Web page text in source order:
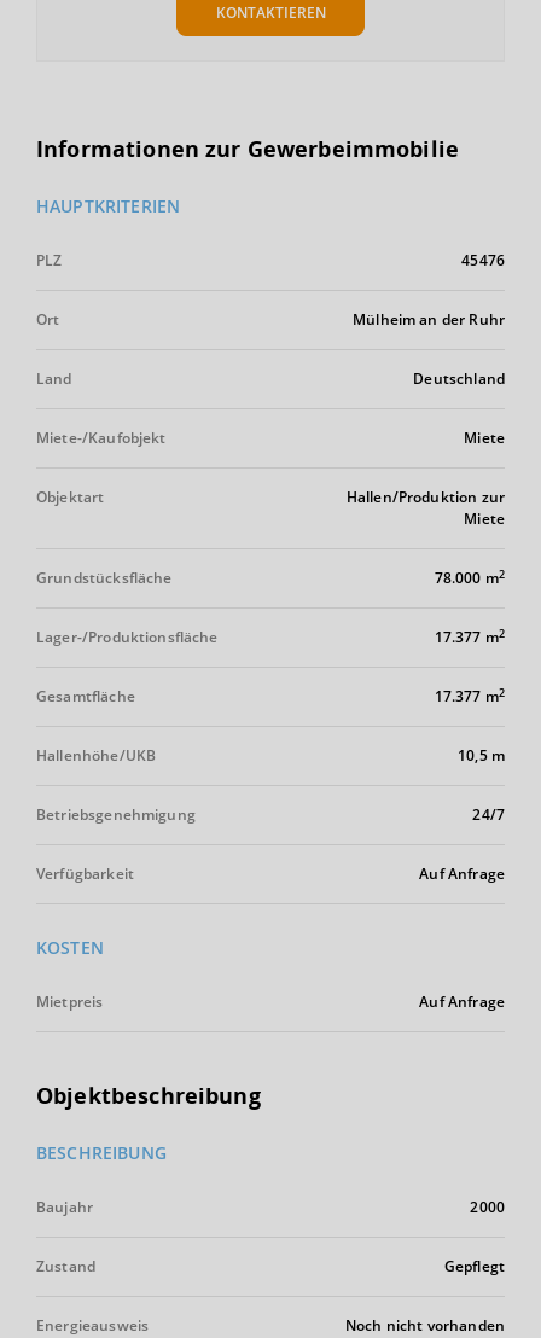
KONTAKTIEREN
Informationen zur Gewerbeimmobilie
HAUPTKRITERIEN
PLZ 45476
Ort Mülheim an der Ruhr
Land Deutschland
Miete-/Kaufobjekt Miete
Objektart
Hallen/Produktion zur
Miete
Grundstücksfläche 78.000 m2
Lager-/Produktionsfläche 17.377 m2
Gesamtfläche 17.377 m2
Hallenhöhe/UKB 10,5 m
Betriebsgenehmigung 24/7
Verfügbarkeit Auf Anfrage
KOSTEN
Mietpreis Auf Anfrage
Objektbeschreibung
BESCHREIBUNG
Baujahr 2000
Zustand Gepflegt
Energieausweis Noch nicht vorhanden